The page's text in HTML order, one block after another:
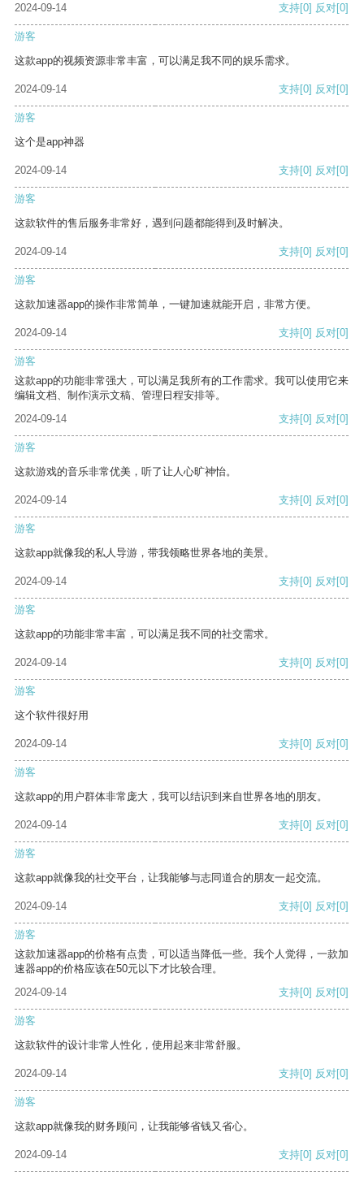
2024-09-14
支持[0] 反对[0]
游客
这款app的视频资源非常丰富，可以满足我不同的娱乐需求。
2024-09-14 支持[0] 反对[0]
游客
这个是app神器
2024-09-14 支持[0] 反对[0]
游客
这款软件的售后服务非常好，遇到问题都能得到及时解决。
2024-09-14 支持[0] 反对[0]
游客
这款加速器app的操作非常简单，一键加速就能开启，非常方便。
2024-09-14 支持[0] 反对[0]
游客
这款app的功能非常强大，可以满足我所有的工作需求。我可以使用它来
编辑文档、制作演示文稿、管理日程安排等。
2024-09-14
支持[0] 反对[0]
游客
这款游戏的音乐非常优美，听了让人心旷神怡。
2024-09-14 支持[0] 反对[0]
游客
这款app就像我的私人导游，带我领略世界各地的美景。
2024-09-14 支持[0] 反对[0]
游客
这款app的功能非常丰富，可以满足我不同的社交需求。
2024-09-14 支持[0] 反对[0]
游客
这个软件很好用
2024-09-14 支持[0] 反对[0]
游客
这款app的用户群体非常庞大，我可以结识到来自世界各地的朋友。
2024-09-14 支持[0] 反对[0]
游客
这款app就像我的社交平台，让我能够与志同道合的朋友一起交流。
2024-09-14 支持[0] 反对[0]
游客
这款加速器app的价格有点贵，可以适当降低一些。我个人觉得，一款加
速器app的价格应该在50元以下才比较合理。
2024-09-14
支持[0] 反对[0]
游客
这款软件的设计非常人性化，使用起来非常舒服。
2024-09-14 支持[0] 反对[0]
游客
这款app就像我的财务顾问，让我能够省钱又省心。
2024-09-14 支持[0] 反对[0]